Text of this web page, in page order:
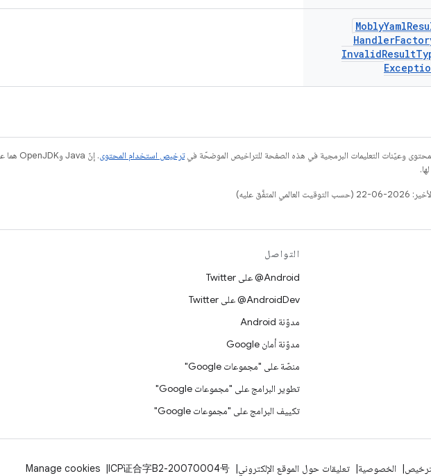
MoblyYaml
Handler
InvalidResult
وعيّنات التعليمات البرمجية في هذه الصفحة للتراخيص الموضحّة فيترخيص استخدام المحتوى
المتفَّق عليه)
التواصل
‎@Android على Twitter
‎@AndroidDev على Twitter
مدوّنة Android
مدوّنة أمان Google
منصّة على "مجموعات Google"
تطوير البرامج على "مجموعات Google"
تكييف البرامج على "مجموعات Google"
الخصوصية تعليقات حول الموقع الإلكتروني ICP证合字B2-20070004号
Manage cookies